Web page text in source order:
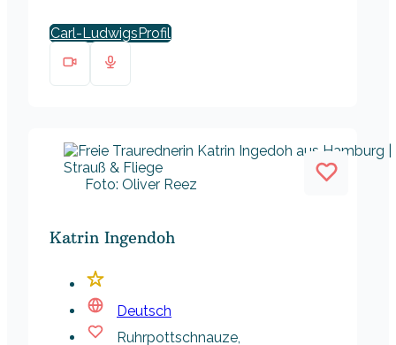
Carl-Ludwigs
Foto: Oliver Reez
Katrin Ingendoh
Deutsch
Ruhrpottschnauze,